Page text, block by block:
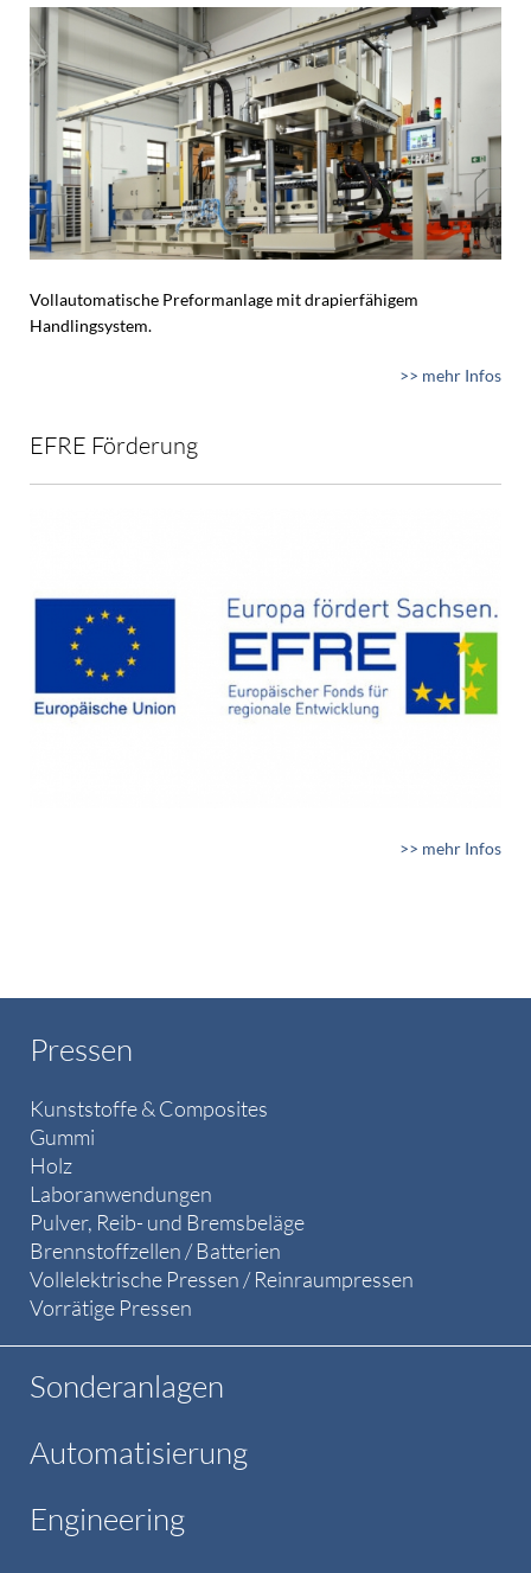
Vollautomatische Preformanlage mit drapierfähigem
Handlingsystem.
>> mehr Infos
EFRE Förderung
>> mehr Infos
Pressen
Kunststoffe & Composites
Gummi
Holz
Laboranwendungen
Pulver, Reib- und Bremsbeläge
Brennstoffzellen / Batterien
Vollelektrische Pressen / Reinraumpressen
Vorrätige Pressen
Sonderanlagen
Automatisierung
Engineering